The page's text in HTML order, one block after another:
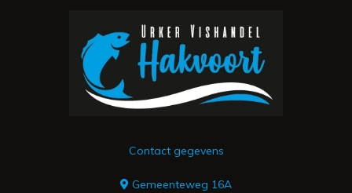
Contact gegevens
Gemeenteweg 16A